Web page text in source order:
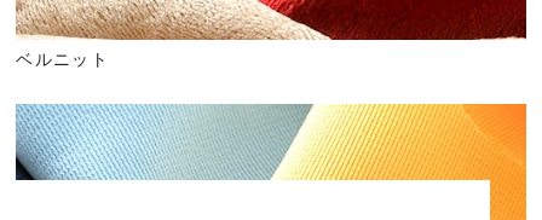
ベルニット